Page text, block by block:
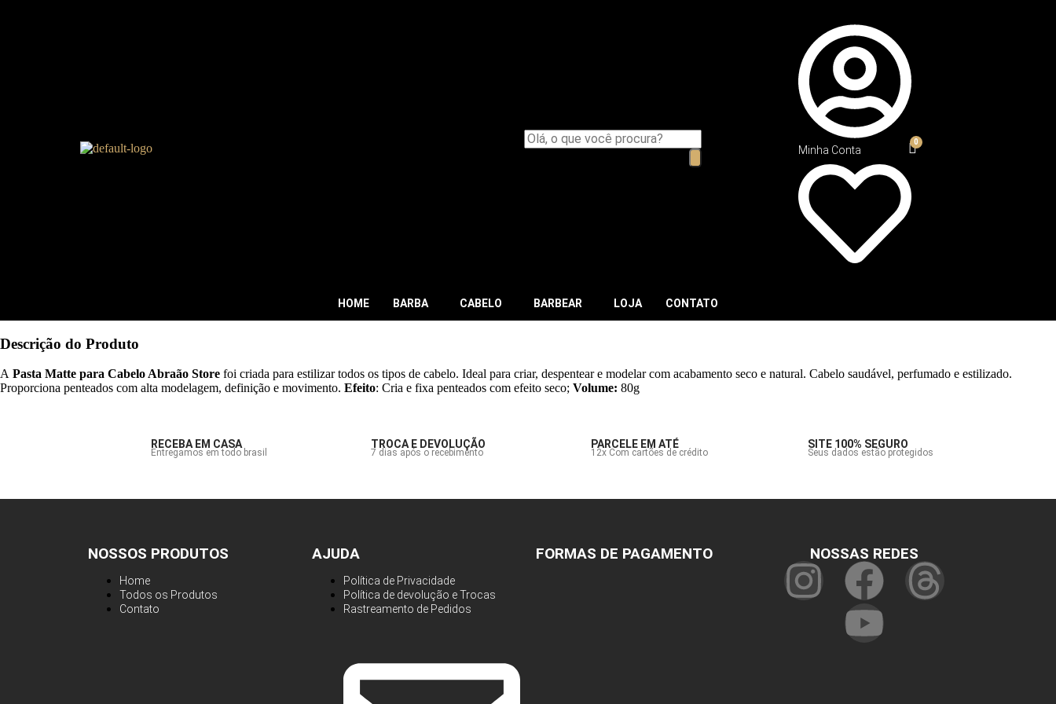
Minha Conta
HOME BARBA CABELO BARBEAR LOJA CONTATO
Descrição do Produto
A Pasta Matte para Cabelo Abraão Store foi criada para estilizar todos os tipos de cabelo. Ideal para criar, despentear e modelar com acabamento seco e natural. Cabelo saudável, perfumado e estilizado.
Proporciona penteados com alta modelagem, definição e movimento. Efeito: Cria e fixa penteados com efeito seco; Volume: 80g
RECEBA EM CASA
Entregamos em todo brasil
TROCA E DEVOLUÇÃO
7 dias após o recebimento
PARCELE EM ATÉ
12x Com cartões de crédito
SITE 100% SEGURO
Seus dados estão protegidos
NOSSOS PRODUTOS
Home
Todos os Produtos
Contato
AJUDA
Política de Privacidade
Política de devolução e Trocas
Rastreamento de Pedidos
FORMAS DE PAGAMENTO NOSSAS REDES